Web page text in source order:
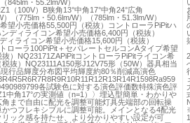
845lm・55.2lm/W）
（100V）B狭角13°中角17°中角24°広角
）（775lm・50.6lm/W）（785lm・51.3lm/W）
希望小売価格55,500円（税抜）コントローラPiPitハ
ディライコン希望小売価格6,400円（税抜）
ィライコン希望小売価格15,600円（税抜）
ローラ100PiPit＋セパレートセルコンAタイプ希望
）NQ23171ZAPiPitコントローラPiPitライコン希
抜）NQ23111A150形J12V75形（50W）器具相当
行品輝度分布図平均輝度約80％削減高演色
各試験色に対する演色評価数特殊演色評
中角17°の実測値（n=1）〉埋込型簡単・わかりや
まで自由に配光を調整可能灯具先端部の回転操
つフレキシブルに調整可能。メインとなる4配光
ック感を持たせ、より分かりやすい設定が可